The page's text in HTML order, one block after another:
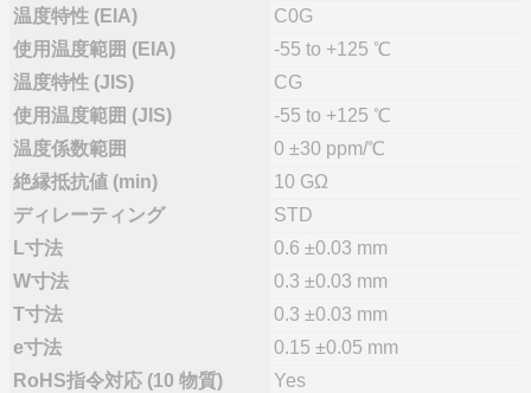
温度特性 (EIA)
C0G
使用温度範囲 (EIA)
-55 to +125 ℃
温度特性 (JIS)
CG
使用温度範囲 (JIS)
-55 to +125 ℃
温度係数範囲
0 ±30 ppm/℃
絶縁抵抗値 (min)
10 GΩ
ディレーティング
STD
L寸法
0.6 ±0.03 mm
W寸法
0.3 ±0.03 mm
T寸法
0.3 ±0.03 mm
e寸法
0.15 ±0.05 mm
RoHS指令対応 (10 物質)
Yes